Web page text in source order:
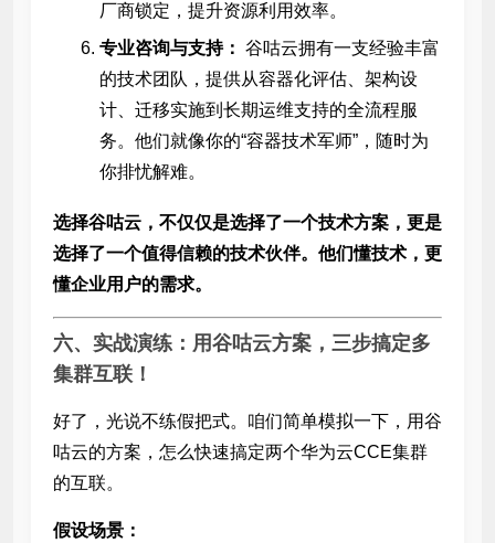
厂商锁定，提升资源利用效率。
专业咨询与支持： 谷咕云拥有一支经验丰富
的技术团队，提供从容器化评估、架构设
计、迁移实施到长期运维支持的全流程服
务。他们就像你的“容器技术军师”，随时为
你排忧解难。
选择谷咕云，不仅仅是选择了一个技术方案，更是
选择了一个值得信赖的技术伙伴。他们懂技术，更
懂企业用户的需求。
六、实战演练：用谷咕云方案，三步搞定多
集群互联！
好了，光说不练假把式。咱们简单模拟一下，用谷
咕云的方案，怎么快速搞定两个华为云CCE集群
的互联。
假设场景：